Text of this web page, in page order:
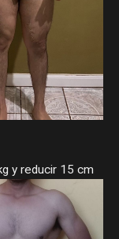
y reducir 15 cm
a 81 cm. Como
estrategia y